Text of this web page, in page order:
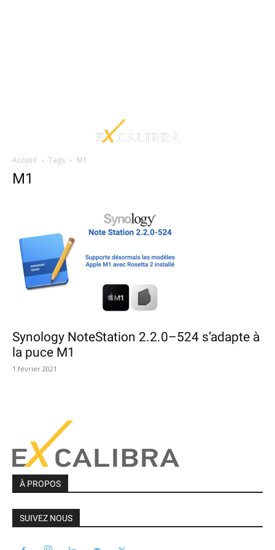
Accueil Tags M1
M1
Synology NoteStation 2.2.0–524 s’adapte à
la puce M1
1 février 2021
À PROPOS
SUIVEZ NOUS